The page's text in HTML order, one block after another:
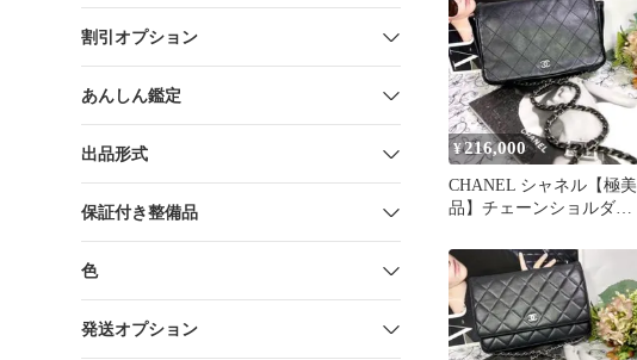
割引オプション
あんしん鑑定
出品形式
保証付き整備品
色
発送オプション
¥216,000
CHANEL シャネル【極美
品】チェーンショルダー